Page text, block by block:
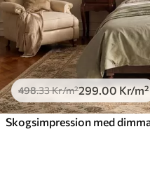
498.33Kr/m²299.00 Kr/m²